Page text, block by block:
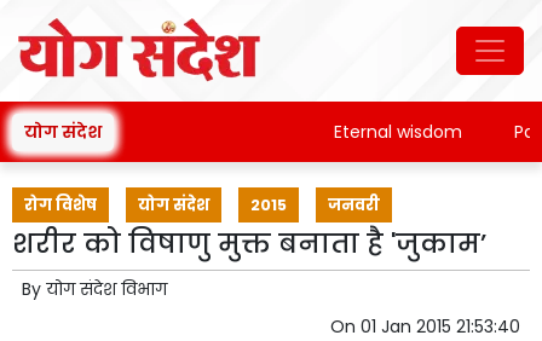
योग संदेश Eternal wisdom
रोग विशेष योग संदेश 2015 जनवरी
शरीर को विषाणु मुक्त बनाता है 'जुकाम’
By योग संदेश विभाग
On 01 Jan 2015 21:53:40